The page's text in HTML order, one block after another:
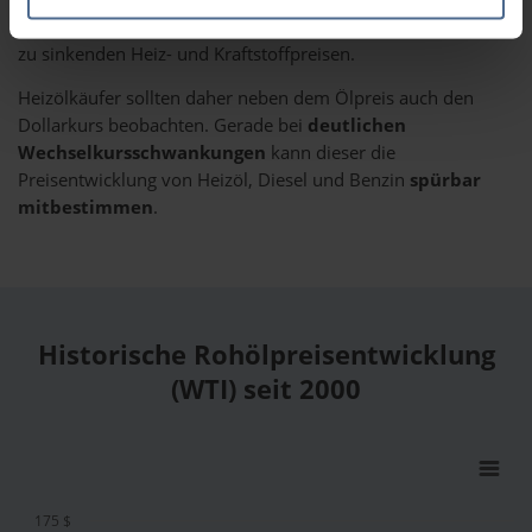
Euro hingegen gegenüber dem US-Dollar an Wert, führt das
zu sinkenden Heiz- und Kraftstoffpreisen.
Heizölkäufer sollten daher neben dem Ölpreis auch den
Dollarkurs beobachten. Gerade bei deutlichen
Wechselkursschwankungen kann dieser die
Preisentwicklung von Heizöl, Diesel und Benzin spürbar
mitbestimmen.
Historische Rohölpreisentwicklung
(WTI) seit 2000
175 $